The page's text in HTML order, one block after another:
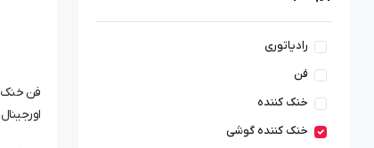
رادیاتوری
فن
خنک کننده
خنک کننده گوشی
اورجینال